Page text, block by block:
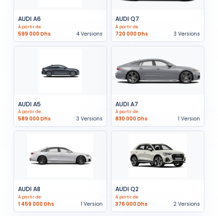
AUDI A6
À partir de
599 000 Dhs 4 Versions
AUDI Q7
À partir de
720 000 Dhs 3 Versions
AUDI A5
À partir de
589 000 Dhs 3 Versions
AUDI A7
À partir de
830 000 Dhs 1 Version
AUDI A8
À partir de
1 459 000 Dhs 1 Version
AUDI Q2
À partir de
376 000 Dhs 2 Versions